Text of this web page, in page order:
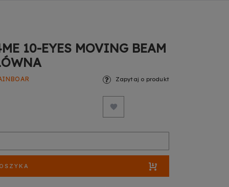
10-EYES MOVING BEAM
Zapytaj o produkt